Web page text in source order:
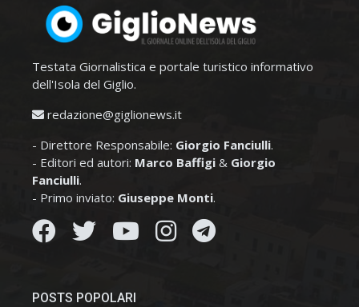
Testata Giornalistica e portale turistico informativo
dell'Isola del Giglio.
redazione@giglionews.it
- Direttore Responsabile: Giorgio Fanciulli.
- Editori ed autori: Marco Baffigi & Giorgio
Fanciulli.
- Primo inviato: Giuseppe Monti.
POSTS POPOLARI